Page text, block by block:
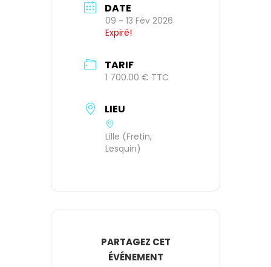
DATE
09 - 13 Fév 2026
Expiré!
TARIF
1 700.00 € TTC
LIEU
Lille (Fretin,
Lesquin)
PARTAGEZ CET
ÉVÉNEMENT